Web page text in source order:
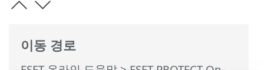
이동 경로